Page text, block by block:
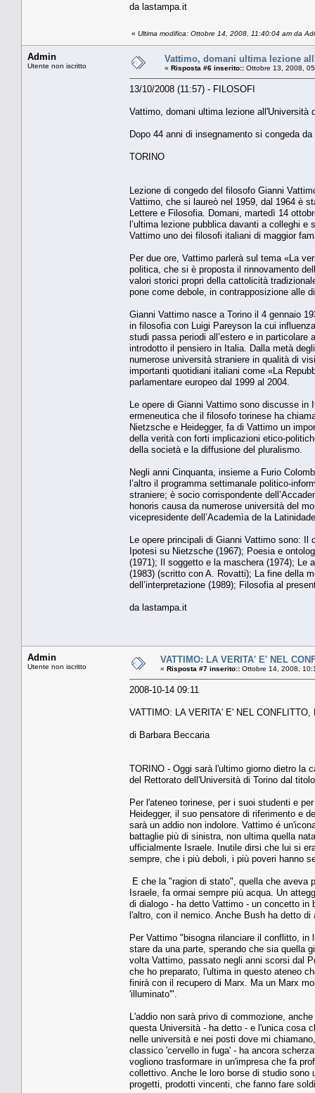
da lastampa.it
« Ultima modifica: Ottobre 14, 2008, 11:40:04 am da
Admin
Utente non iscritto
Vattimo, domani ultima lezione
« Risposta #6 inserito:: Ottobre 13, 2008,
13/10/2008 (11:57) - FILOSOFI
Vattimo, domani ultima lezione all'Università
Dopo 44 anni di insegnamento si congeda
TORINO
Lezione di congedo del filosofo Gianni
Vattimo, che si laureò nel 1959, dal 1964 è
Lettere e Filosofia. Domani, martedì 14
l’ultima lezione pubblica davanti a colleghi
Vattimo uno dei filosofi italiani di maggior
Per due ore, Vattimo parlerà sul tema «La
politica, che si è proposta il rinnovamento
valori storici propri della cattolicità
pone come debole, in contrapposizione alle
Gianni Vattimo nasce a Torino il 4 gennaio
in filosofia con Luigi Pareyson la cui
studi passa periodi all’estero e in
introdotto il pensiero in Italia. Dalla metà
numerose università straniere in qualità di
importanti quotidiani italiani come «La
parlamentare europeo dal 1999 al 2004.
Le opere di Gianni Vattimo sono discusse in
ermeneutica che il filosofo torinese ha
Nietzsche e Heidegger, fa di Vattimo un
della verità con forti implicazioni etico-
della società e la diffusione del pluralismo.
Negli anni Cinquanta, insieme a Furio
l’altro il programma settimanale politico-
straniere; è socio corrispondente
honoris causa da numerose università del
vicepresidente dell’Academìa de la
Le opere principali di Gianni Vattimo sono: Il
Ipotesi su Nietzsche (1967); Poesia e
(1971); Il soggetto e la maschera (1974); Le
(1983) (scritto con A. Rovatti); La fine della
dell’interpretazione (1989); Filosofia al
da lastampa.it
Admin
Utente non iscritto
VATTIMO: LA VERITA' E' NEL
« Risposta #7 inserito:: Ottobre 14, 2008,
2008-10-14 09:11
VATTIMO: LA VERITA' E' NEL CONFLITTO,
di Barbara Beccaria
TORINO - Oggi sarà l'ultimo giorno dietro la
del Rettorato dell'Università di Torino dal
Per l'ateneo torinese, per i suoi studenti e
Heidegger, il suo pensatore di riferimento e
sarà un addio non indolore. Vattimo é
battaglie più di sinistra, non ultima quella
ufficialmente Israele. Inutile dirsi che lui si
sempre, che i più deboli, i più poveri hanno
E che la "ragion di stato", quella che aveva
Israele, fa ormai sempre più acqua. Un
di dialogo - ha detto Vattimo - un concetto
l'altro, con il nemico. Anche Bush ha detto
Per Vattimo "bisogna rilanciare il conflitto, in
stare da una parte, sperando che sia quella
volta Vattimo, passato negli anni scorsi dal
che ho preparato, l'ultima in questo ateneo
finirà con il recupero di Marx. Ma un Marx
'illuminato'".
L'addio non sarà privo di commozione,
questa Università - ha detto - e l'unica cosa
nelle università e nei posti dove mi
classico 'cervello in fuga' - ha ancora
vogliono trasformare in un'impresa che fa
collettivo. Anche le loro borse di studio
progetti, prodotti vincenti, che fanno fare